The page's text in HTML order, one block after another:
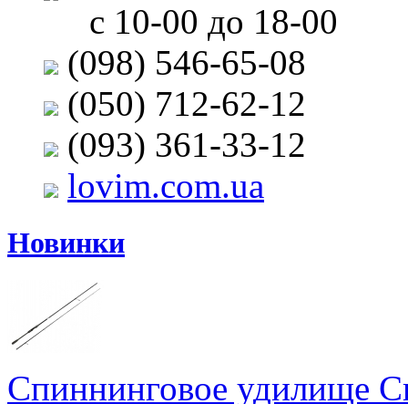
с 10-00 до 18-00
(098) 546-65-08
(050) 712-62-12
(093) 361-33-12
lovim.com.ua
Новинки
Спиннинговое удилище